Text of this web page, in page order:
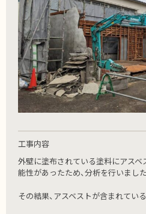
工事内容
外壁に塗布されている塗料にアスベ
能性があったため、分析を行いました
その結果、アスベストが含まれてい